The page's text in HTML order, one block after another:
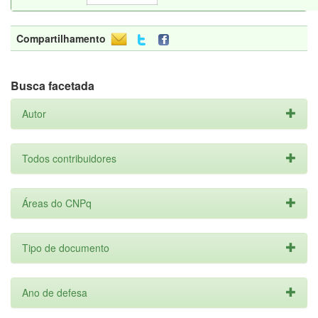
Compartilhamento
Busca facetada
Autor
Todos contribuidores
Áreas do CNPq
Tipo de documento
Ano de defesa